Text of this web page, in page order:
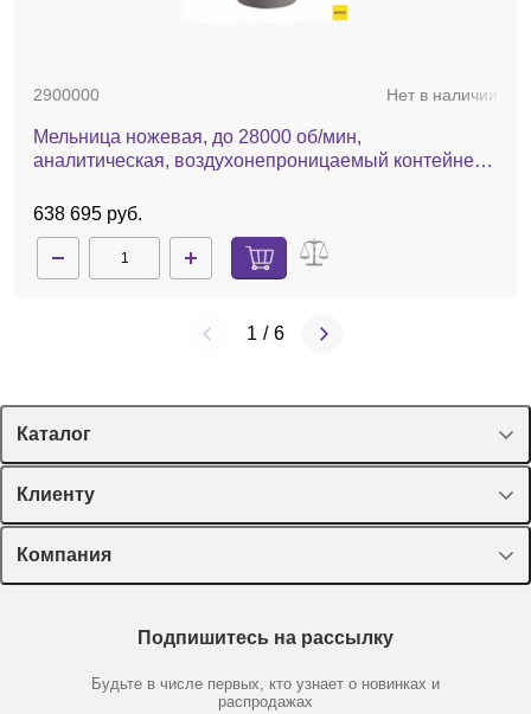
2900000 Нет в наличии
Мельница ножевая, до 28000 об/мин,
аналитическая, воздухонепроницаемый контейнер,
638 695 руб.
1 / 6
Каталог
Спецпредложения
Оборудование, приборы
Пластик, стекло, принадлежности
Химические реактивы, препараты, наборы
Производители
Клиенту
Лекторий Диаэм
Доставка и оплата
Мобильное приложение
Компания
Партнеры
Подпишитесь на рассылку
Будьте в числе первых, кто узнает о новинках и
распродажах